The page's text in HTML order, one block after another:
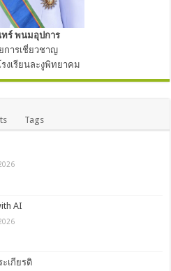
ร์ พนมอุปการ
การเชี่ยวชาญ
งเรียนละงูพิทยาคม
Tags
AI
เกียรติ